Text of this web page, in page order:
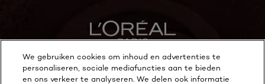
MEER ONTDEKKEN
We gebruiken cookies om inhoud en advertenties te
personaliseren, sociale mediafuncties aan te bieden
en ons verkeer te analyseren. We delen ook informatie